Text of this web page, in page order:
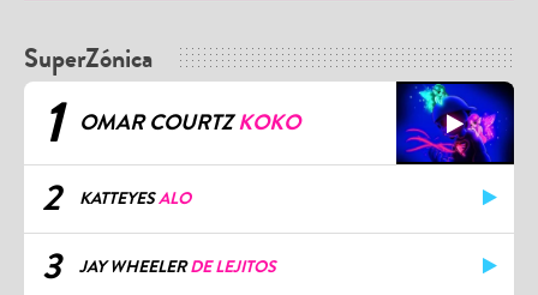
SuperZónica
1 OMAR COURTZKOKO
2 KATTEYESALO
3 JAY WHEELERDE LEJITOS